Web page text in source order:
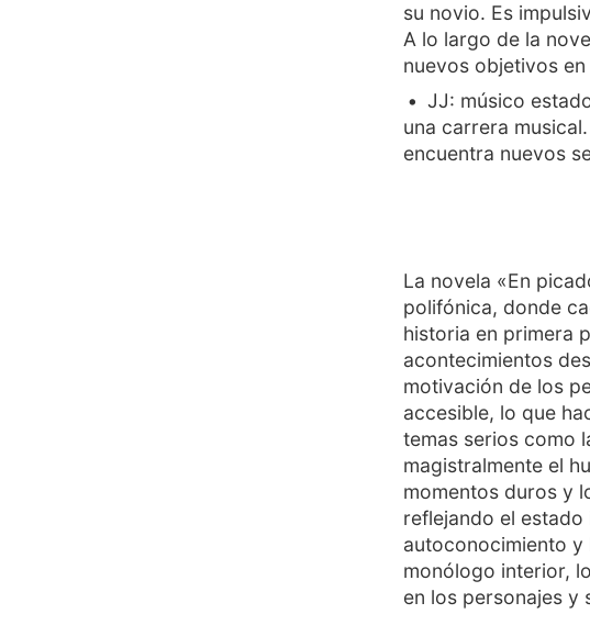
su novio. Es
A lo largo de la
nuevos objetivos en
JJ: músico
una carrera
encuentra nuevos
La novela «En
polifónica, donde
historia en primera
acontecimientos
motivación de los
accesible, lo que
temas serios como
magistralmente el
momentos duros y
reflejando el
autoconocimiento y
monólogo interior,
en los personajes y